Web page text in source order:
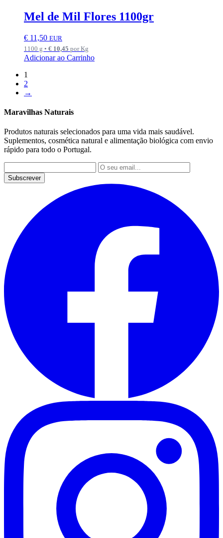
Mel de Mil Flores 1100gr
€ 11,50 EUR
1100 g • € 10,45 por Kg
Adicionar ao Carrinho
1
2
→
Maravilhas Naturais
Produtos naturais selecionados para uma vida mais saudável.
Suplementos, cosmética natural e alimentação biológica com envio
rápido para todo o Portugal.
Subscrever